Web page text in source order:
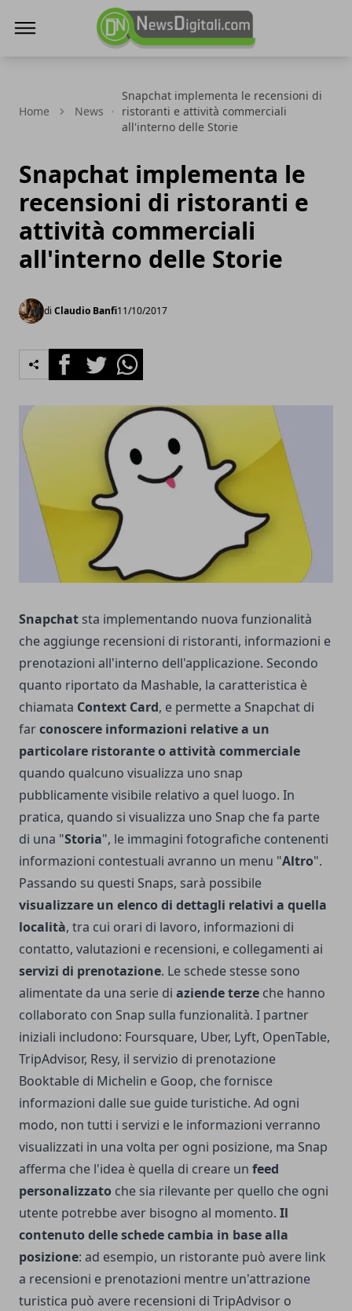
Home News
Snapchat implementa le recensioni di
ristoranti e attività commerciali
all'interno delle Storie
Snapchat implementa le
recensioni di ristoranti e
attività commerciali
all'interno delle Storie
di Claudio Banfi11/10/2017
FacebookTwitterWhatsapp
Snapchat sta implementando nuova funzionalità
che aggiunge recensioni di ristoranti, informazioni e
prenotazioni all'interno dell'applicazione. Secondo
quanto riportato da Mashable, la caratteristica è
chiamata Context Card, e permette a Snapchat di
farconoscere informazioni relative a un
particolare ristorante o attività commerciale
quando qualcuno visualizza uno snap
pubblicamente visibile relativo a quel luogo. In
pratica, quando si visualizza uno Snap che fa parte
di una "Storia", le immagini fotografiche contenenti
informazioni contestuali avranno un menu "Altro".
Passando su questi Snaps, sarà possibile
visualizzare un elenco di dettagli relativi a quella
località, tra cui orari di lavoro, informazioni di
contatto, valutazioni e recensioni, e collegamenti ai
servizi di prenotazione. Le schede stesse sono
alimentate da una serie di aziende terze che hanno
collaborato con Snap sulla funzionalità. I partner
iniziali includono: Foursquare, Uber, Lyft, OpenTable,
TripAdvisor, Resy, il servizio di prenotazione
Booktable di Michelin e Goop, che fornisce
informazioni dalle sue guide turistiche. Ad ogni
modo, non tutti i servizi e le informazioni verranno
visualizzati in una volta per ogni posizione, ma Snap
afferma che l'idea è quella di creare un feed
personalizzato che sia rilevante per quello che ogni
utente potrebbe aver bisogno al momento. Il
contenuto delle schede cambia in base alla
posizione: ad esempio, un ristorante può avere link
a recensioni e prenotazioni mentre un'attrazione
turistica può avere recensioni di TripAdvisor o